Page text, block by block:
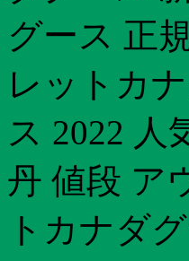
グース 正
レットカ
ス 2022
丹 値段 ア
トカナダ